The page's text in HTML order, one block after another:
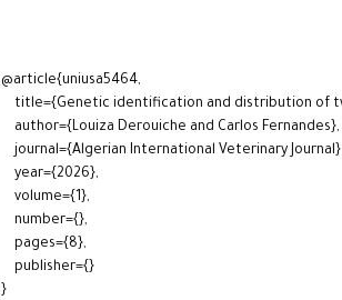
@article{uniusa5464,
title={Genetic identification and distribution of
author={Louiza Derouiche and Carlos Fernandes},
journal={Algerian International Veterinary Journal}
year={2026},
volume={1},
number={},
pages={8},
publisher={}
}